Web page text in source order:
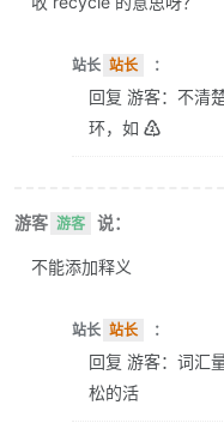
站长 站长 ：
回复 游客：不清
环，如 ♴
游客 游客 说：
不能添加释义
站长 站长 ：
回复 游客：词汇
松的活